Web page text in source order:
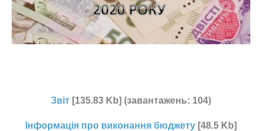
Звіт [135.83 Kb] (завантажень: 104)
Інформація про виконання бюджету [48.5 Kb]